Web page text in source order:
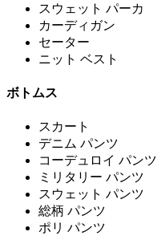
スウェット パーカ
カーディガン
セーター
ニット ベスト
ボトムス
スカート
デニム パンツ
コーデュロイ パンツ
ミリタリー パンツ
スウェット パンツ
総柄 パンツ
ポリ パンツ